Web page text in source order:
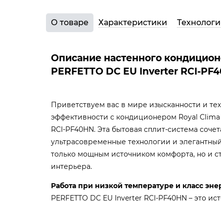
О товаре Характеристики
Описание настенного
PERFETTO DC EU Inverter RCI-
Приветствуем вас в мире изысканности и
эффективности с кондиционером Royal Clima
RCI-PF40HN. Эта бытовая сплит-система
ультрасовременные технологии и
только мощным источником комфорта, но и
интерьера.
Работа при низкой температуре и класс
PERFETTO DC EU Inverter RCI-PF40HN – это